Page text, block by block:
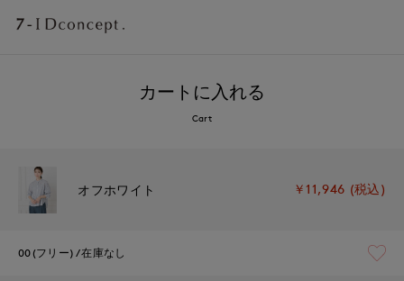
カートに入れる
Cart
オフホワイト ￥11,946 (税込)
00(フリー) 在庫なし